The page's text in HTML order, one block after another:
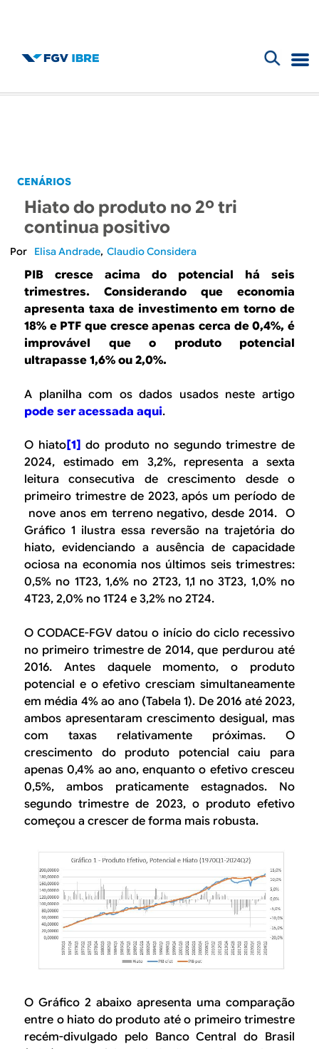
B
g
o
B
R
o
á
r
i
o
d
e
b
u
s
c
a
CENÁRIOS
Hiato do produto no 2º tri
continua positivo
Elisa Andrade Claudio Considera
PIB cresce acima do potencial há seis
trimestres. Considerando que economia
apresenta taxa de investimento em torno de
18% e PTF que cresce apenas cerca de 0,4%, é
improvável que o produto potencial
ultrapasse 1,6% ou 2,0%.
A planilha com os dados usados neste artigo
pode ser acessada aqui.
O hiato[1] do produto no segundo trimestre de
2024, estimado em 3,2%, representa a sexta
leitura consecutiva de crescimento desde o
primeiro trimestre de 2023, após um período de
nove anos em terreno negativo, desde 2014. O
Gráfico 1 ilustra essa reversão na trajetória do
hiato, evidenciando a ausência de capacidade
ociosa na economia nos últimos seis trimestres:
0,5% no 1T23, 1,6% no 2T23, 1,1 no 3T23, 1,0% no
4T23, 2,0% no 1T24 e 3,2% no 2T24.
O CODACE-FGV datou o início do ciclo recessivo
no primeiro trimestre de 2014, que perdurou até
2016. Antes daquele momento, o produto
potencial e o efetivo cresciam simultaneamente
em média 4% ao ano (Tabela 1). De 2016 até 2023,
ambos apresentaram crescimento desigual, mas
com taxas relativamente próximas. O
crescimento do produto potencial caiu para
apenas 0,4% ao ano, enquanto o efetivo cresceu
0,5%, ambos praticamente estagnados. No
segundo trimestre de 2023, o produto efetivo
começou a crescer de forma mais robusta.
O Gráfico 2 abaixo apresenta uma comparação
entre o hiato do produto até o primeiro trimestre
recém-divulgado pelo Banco Central do Brasil